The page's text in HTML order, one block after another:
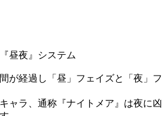
昼夜』システム
が経過し「昼」フェイズと「夜」フ
ャラ、通称『ナイトメア』は夜に凶